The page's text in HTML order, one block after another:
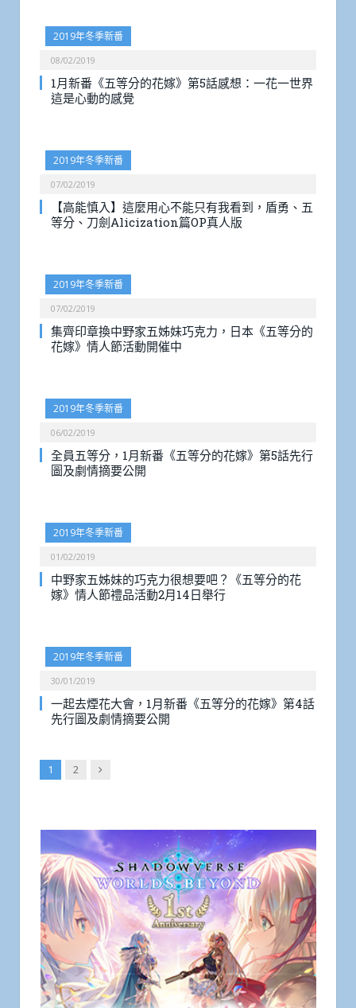
2019年冬季新番
08/02/2019
1月新番《五等分的花嫁》第5話感想：一花一世界
這是心動的感覺
2019年冬季新番
07/02/2019
【高能慎入】這麼用心不能只有我看到，盾勇、五
等分、刀劍Alicization篇OP真人版
2019年冬季新番
07/02/2019
集齊印章換中野家五姊妹巧克力，日本《五等分的
花嫁》情人節活動開催中
2019年冬季新番
06/02/2019
全員五等分，1月新番《五等分的花嫁》第5話先行
圖及劇情摘要公開
2019年冬季新番
01/02/2019
中野家五姊妹的巧克力很想要吧？《五等分的花
嫁》情人節禮品活動2月14日舉行
2019年冬季新番
30/01/2019
一起去煙花大會，1月新番《五等分的花嫁》第4話
先行圖及劇情摘要公開
1 2 Next